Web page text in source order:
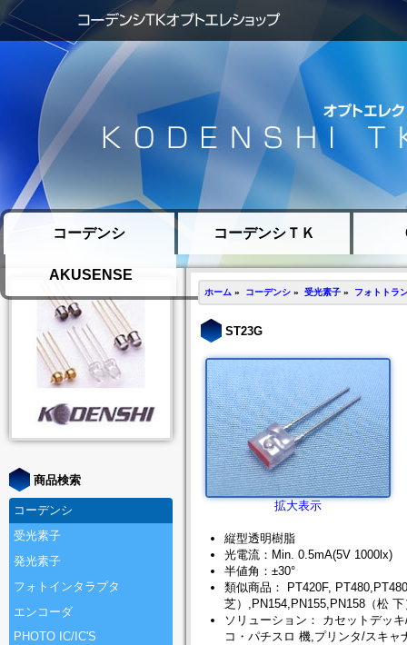
コーデンシ コーデンシＴＫ
AKUSENSE
商品検索
コーデンシ
受光素子
発光素子
フォトインタラプタ
エンコーダ
PHOTO IC/IC'S
ホーム » コーデンシ » 受光素子 » フォトトラ
ST23G
拡大表示
縦型透明樹脂
光電流：Min. 0.5mA(5V 1000lx)
半値角：±30°
類似商品： PT420F,
芝）,PN154,PN155,PN158（松
ソリューション： カセットデッ
コ・パチスロ 機,プリンタ/スキ